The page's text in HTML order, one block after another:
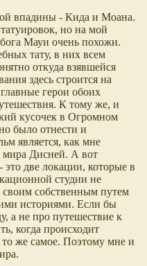
впадины - Кида и Моана.
но на мой
Мауи очень похожи.
тату, в них всем
откуда взявшейся
здесь строится на
герои обоих
К тому же, и
кусочек в Огромном
было отнести и
является, как мне
мира Дисней. А вот
две локации, которые в
студии не
собственным путем
историями. Если бы
а не про путешествие к
когда происходит
же самое. Поэтому мне и